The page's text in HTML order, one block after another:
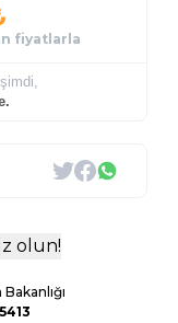
fiyatlarla
olun!